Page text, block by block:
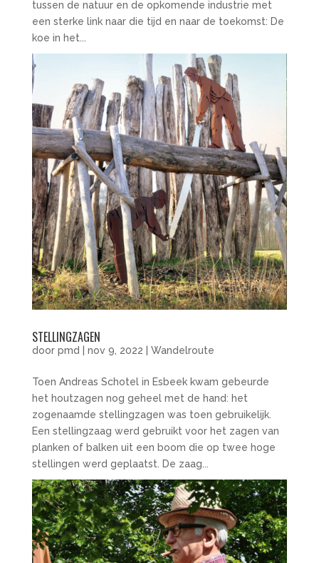
tussen de natuur en de opkomende industrie met
een sterke link naar die tijd en naar de toekomst: De
koe in het...
STELLINGZAGEN
door pmd | nov 9, 2022 | Wandelroute
Toen Andreas Schotel in Esbeek kwam gebeurde
het houtzagen nog geheel met de hand: het
zogenaamde stellingzagen was toen gebruikelijk.
Een stellingzaag werd gebruikt voor het zagen van
planken of balken uit een boom die op twee hoge
stellingen werd geplaatst. De zaag...